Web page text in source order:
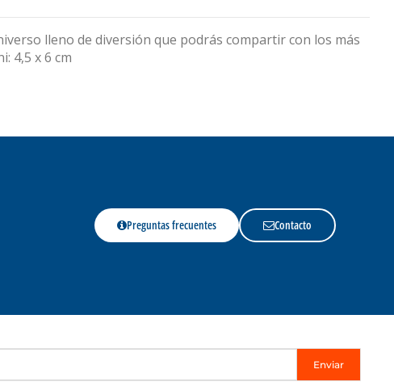
lleno de diversión que podrás compartir con los más
4,5 x 6 cm
Preguntas frecuentes Contacto
Enviar